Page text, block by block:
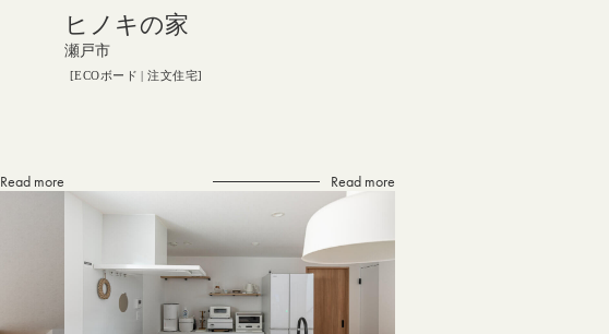
Read more
ヒノキの家
瀬戸市
ECOボード 注文住宅
Read more